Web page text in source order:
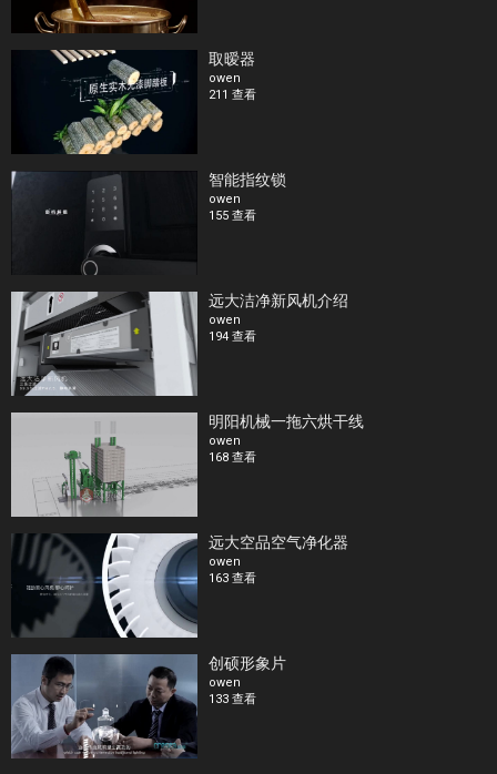
取暧器
owen
211 查看
智能指纹锁
owen
155 查看
远大洁净新风机介绍
owen
194 查看
明阳机械一拖六烘干线
owen
168 查看
远大空品空气净化器
owen
163 查看
创硕形象片
owen
133 查看